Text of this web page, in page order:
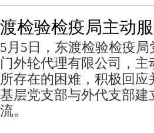
渡检验检疫局主动
5月5日，东渡检验检疫
门外轮代理有限公司，
所存在的困难，积极回
基层党支部与外代支部
流。